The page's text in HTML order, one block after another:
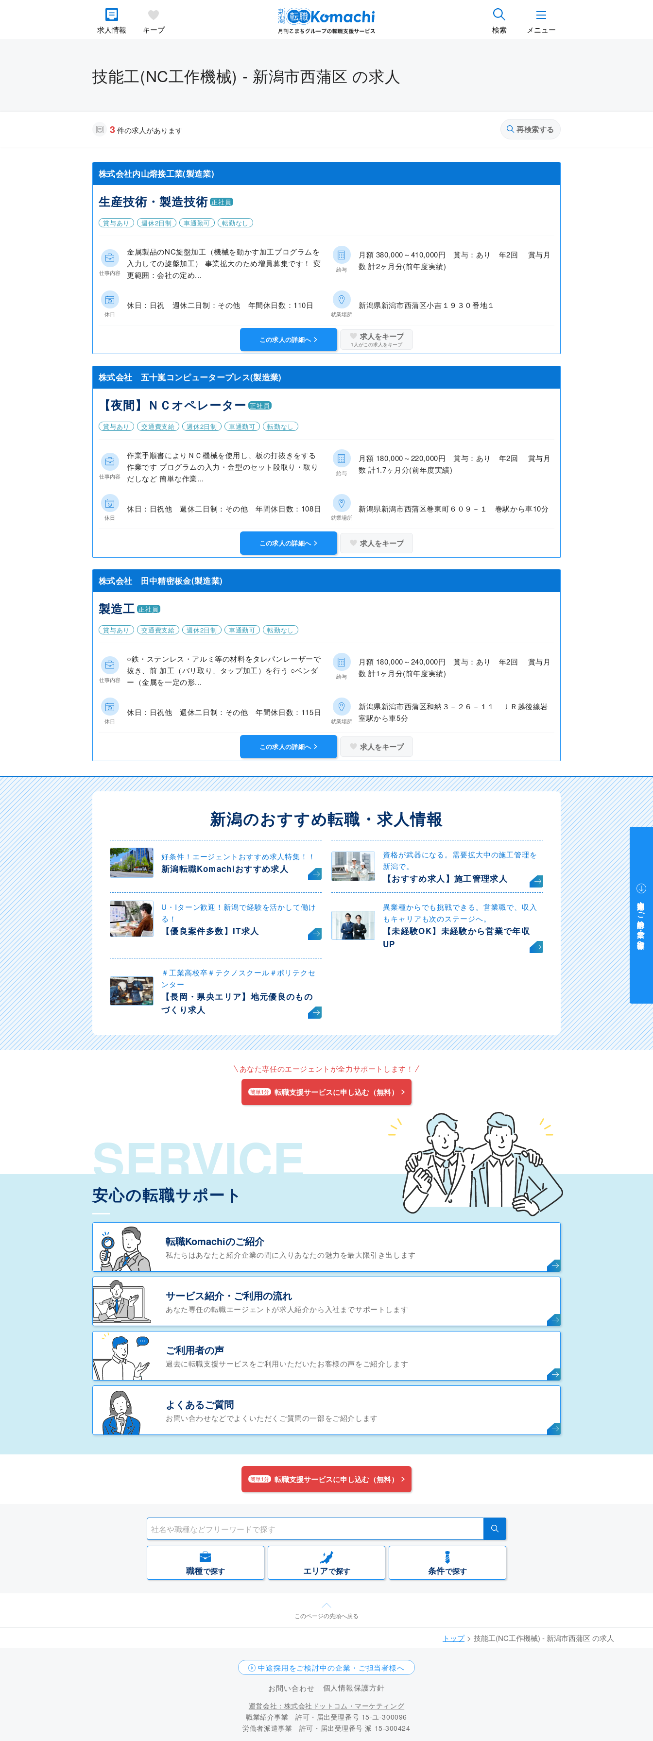
求人情報 キープ 検索 メニュー
技能工(NC工作機械) - 新潟市西蒲区 の求人
3件の求人があります 再検索する
株式会社内山熔接工業(製造業)
生産技術・製造技術 正社員
賞与あり 週休2日制 車通勤可 転勤なし
仕事内容
金属製品のNC旋盤加工（機械を動かす加工プログラムを
入力しての旋盤加工） 事業拡大のため増員募集です！ 変
更範囲：会社の定め...
給与
月額 380,000～410,000円 賞与：あり 年2回 賞与月
数 計2ヶ月分(前年度実績)
休日
休日：日祝 週休二日制：その他 年間休日数：110日
就業場所
新潟県新潟市西蒲区小吉１９３０番地１
この求人の詳細へ 求人をキープ
1 人がこの求人をキープ
株式会社 五十嵐コンピュータープレス(製造業)
【夜間】ＮＣオペレーター 正社員
賞与あり 交通費支給 週休2日制 車通勤可 転勤なし
仕事内容
作業手順書によりＮＣ機械を使用し、板の打抜きをする
作業です プログラムの入力・金型のセット段取り・取り
だしなど 簡単な作業...
給与
月額 180,000～220,000円 賞与：あり 年2回 賞与月
数 計1.7ヶ月分(前年度実績)
休日
休日：日祝他 週休二日制：その他 年間休日数：108日
就業場所
新潟県新潟市西蒲区巻東町６０９－１ 巻駅から車10分
この求人の詳細へ 求人をキープ
株式会社 田中精密板金(製造業)
製造工 正社員
賞与あり 交通費支給 週休2日制 車通勤可 転勤なし
仕事内容
○鉄・ステンレス・アルミ等の材料をタレパンレーザーで
抜き、前 加工（バリ取り、タップ加工）を行う ○ベンダ
ー（金属を一定の形...
給与
月額 180,000～240,000円 賞与：あり 年2回 賞与月
数 計1ヶ月分(前年度実績)
休日
休日：日祝他 週休二日制：その他 年間休日数：115日
就業場所
新潟県新潟市西蒲区和納３－２６－１１ ＪＲ越後線岩
室駅から車5分
この求人の詳細へ 求人をキープ
新潟のおすすめ転職・求人情報
好条件！エージェントおすすめ求人特集！！
新潟転職Komachiおすすめ求人
資格が武器になる。需要拡大中の施工管理を
新潟で。
【おすすめ求人】施工管理求人
U・Iターン歓迎！新潟で経験を活かして働け
る！
【優良案件多数】IT求人
異業種からでも挑戦できる。営業職で、収入
もキャリアも次のステージへ。
【未経験OK】未経験から営業で年収
UP
＃工業高校卒＃テクノスクール＃ポリテクセ
ンター
【長岡・県央エリア】地元優良のもの
づくり求人
あなた専任のエージェントが全力サポートします！
簡単1分 転職支援サービスに申し込む（無料）
SERVICE
安心の転職サポート
転職Komachiのご紹介
私たちはあなたと紹介企業の間に入りあなたの魅力を最大限引き出します
サービス紹介・ご利用の流れ
あなた専任の転職エージェントが求人紹介から入社までサポートします
ご利用者の声
過去に転職支援サービスをご利用いただいたお客様の声をご紹介します
よくあるご質問
お問い合わせなどでよくいただくご質問の一部をご紹介します
簡単1分 転職支援サービスに申し込む（無料）
職種で探す エリアで探す 条件で探す
このページの先頭へ戻る
トップ 技能工(NC工作機械) - 新潟市西蒲区 の求人
中途採用をご検討中の企業・ご担当者様へ
お問い合わせ
個人情報保護方針
運営会社：株式会社ドットコム・マーケティング
職業紹介事業 許可・届出受理番号 15-ユ-300096
労働者派遣事業 許可・届出受理番号 派 15-300424
中途採用をご検討中の企業・ご担当者様へ